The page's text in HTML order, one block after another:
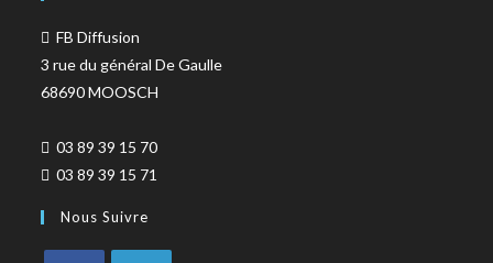
FB Diffusion
3 rue du général De Gaulle
68690 MOOSCH
03 89 39 15 70
03 89 39 15 71
Nous Suivre